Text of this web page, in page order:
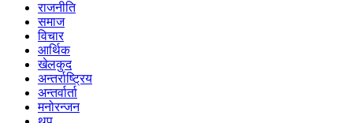
राजनीति
समाज
विचार
आर्थिक
खेलकुद
अन्तर्राष्ट्रिय
अन्तर्वार्ता
मनोरन्जन